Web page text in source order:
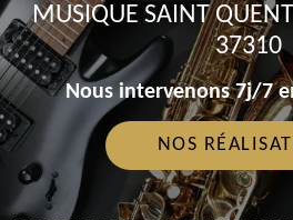
MUSIQUE SAINT
37310
Nous intervenons 7j/7
NOS